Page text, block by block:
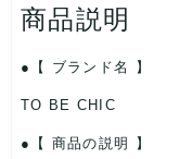
商品説明
【 ブランド名 】
TO BE CHIC
【 商品の説明 】